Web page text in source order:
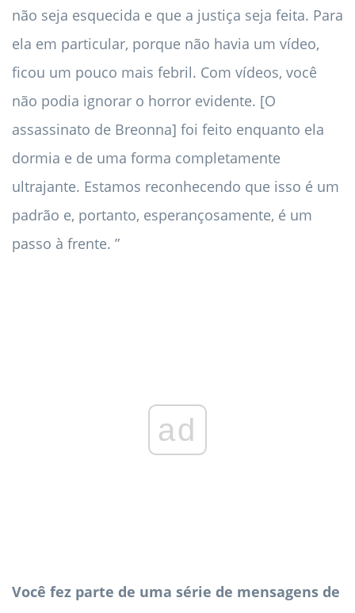
não seja esquecida e que a justiça seja feita. Para
ela em particular, porque não havia um vídeo,
ficou um pouco mais febril. Com vídeos, você
não podia ignorar o horror evidente. [O
assassinato de Breonna] foi feito enquanto ela
dormia e de uma forma completamente
ultrajante. Estamos reconhecendo que isso é um
padrão e, portanto, esperançosamente, é um
passo à frente. ”
ad
Você fez parte de uma série de mensagens de